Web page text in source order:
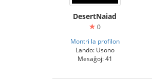
DesertNaiad
0
Montri la profilon
Lando: Usono
Mesaĝoj: 41